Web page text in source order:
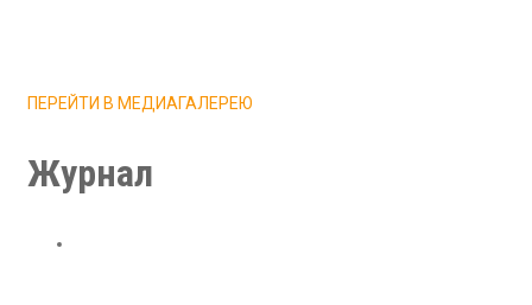
ПЕРЕЙТИ В МЕДИАГАЛЕРЕЮ
Журнал